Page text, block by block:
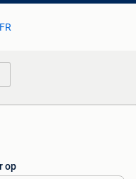
FR
op